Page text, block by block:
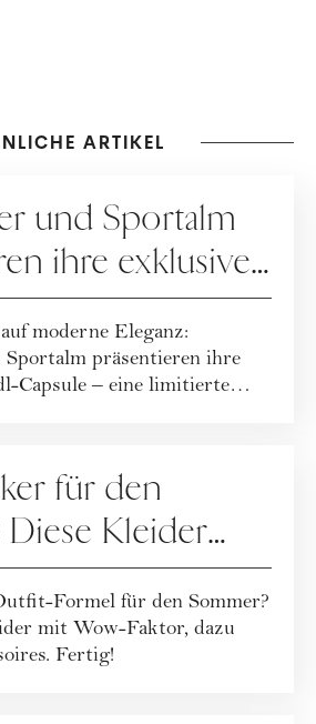
ARTIKEL
und Sportalm
ihre exklusive
moderne Eleganz:
präsentieren ihre
Capsule – eine limitierte
für den
Kleider
Outfit zum
Formel für den Sommer?
mit Wow-Faktor, dazu
Fertig!